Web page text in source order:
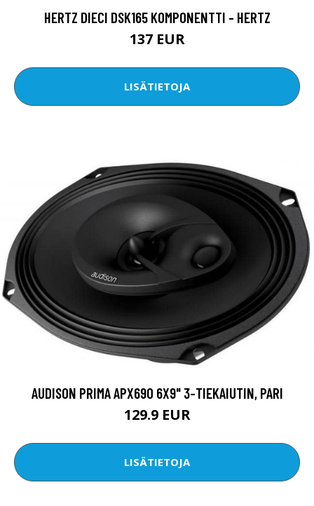
HERTZ DIECI DSK165 KOMPONENTTI - HERTZ
137 EUR
LISÄTIETOJA
AUDISON PRIMA APX690 6X9" 3-TIEKAIUTIN, PARI
129.9 EUR
LISÄTIETOJA